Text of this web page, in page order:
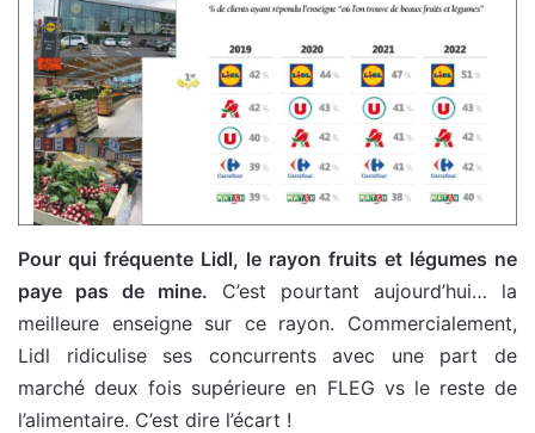
Pour qui fréquente Lidl, le rayon fruits et légumes ne
paye pas de mine. C’est pourtant aujourd’hui… la
meilleure enseigne sur ce rayon. Commercialement,
Lidl ridiculise ses concurrents avec une part de
marché deux fois supérieure en FLEG vs le reste de
l’alimentaire. C’est dire l’écart !